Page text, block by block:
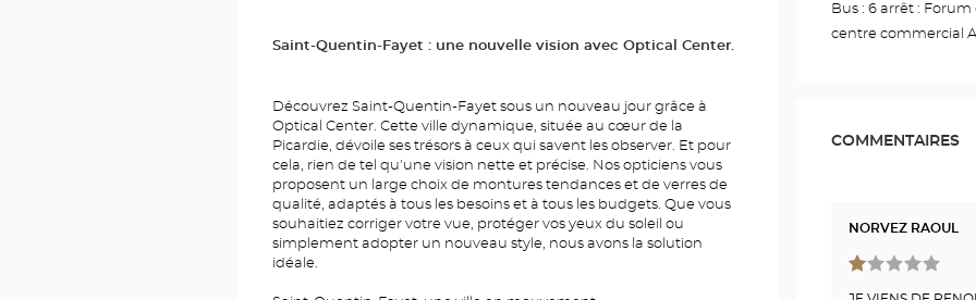
Saint-Quentin-Fayet : une nouvelle vision avec Optical Center.
Découvrez Saint-Quentin-Fayet sous un nouveau jour grâce à
Optical Center. Cette ville dynamique, située au cœur de la
Picardie, dévoile ses trésors à ceux qui savent les observer. Et pour
cela, rien de tel qu'une vision nette et précise. Nos opticiens vous
proposent un large choix de montures tendances et de verres de
qualité, adaptés à tous les besoins et à tous les budgets. Que vous
souhaitiez corriger votre vue, protéger vos yeux du soleil ou
simplement adopter un nouveau style, nous avons la solution
idéale.
Center
Bus : 6 arrêt :
centre commercial
COMMENTAIRES
NORVEZ RAOUL